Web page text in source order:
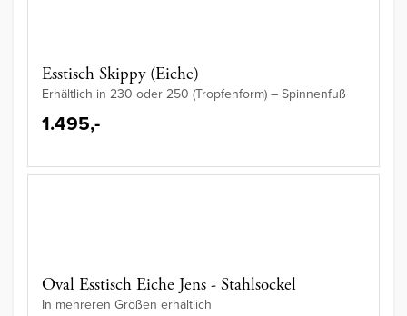
Esstisch Skippy (Eiche)
Erhältlich in 230 oder 250 (Tropfenform) – Spinnenfuß
1.495,-
Oval Esstisch Eiche Jens - Stahlsockel
In mehreren Größen erhältlich